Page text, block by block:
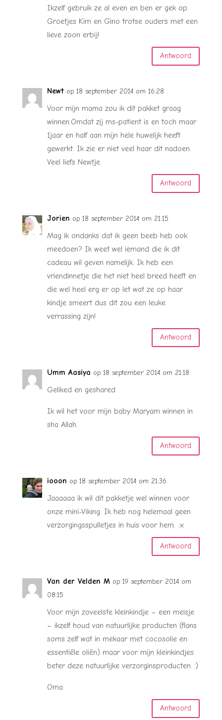
Ikzelf gebruik ze al even en ben er gek op.
Groetjes Kim en Gino trotse ouders met een
lieve zoon erbij!
Antwoord
Newt op 18 september 2014 om 16:28
Voor mijn mama zou ik dit pakket graag
winnen.Omdat zij ms-patient is en toch maar
1jaar en half aan mijn hele huwelijk heeft
gewerkt. Ik zie er niet veel haar dit nadoen.
Veel liefs Newtje.
Antwoord
Jorien op 18 september 2014 om 21:15
Mag ik ondanks dat ik geen beeb heb ook
meedoen? Ik weet wel iemand die ik dit
cadeau wil geven namelijk. Ik heb een
vriendinnetje die het niet heel breed heeft en
die wel heel erg er op let wat ze op haar
kindje smeert dus dit zou een leuke
verrassing zijn!
Antwoord
Umm Aasiya op 18 september 2014 om 21:18
Geliked en geshared
Ik wil het voor mijn baby Maryam winnen in
sha Allah.
Antwoord
iooon op 18 september 2014 om 21:36
Jaaaaaa ik wil dit pakketje wel winnen voor
onze mini-Viking. Ik heb nog helemaal geen
verzorgingsspulletjes in huis voor hem. :x
Antwoord
Van der Velden M op 19 september 2014 om
08:15
Voor mijn zoveelste kleinkindje – een meisje
– ikzelf houd van natuurlijke producten (flans
soms zelf wat in mekaar met cocosolie en
essentiële oliën) maar voor mijn kleinkindjes
beter deze natuurlijke verzorginsproducten :)
Oma
Antwoord